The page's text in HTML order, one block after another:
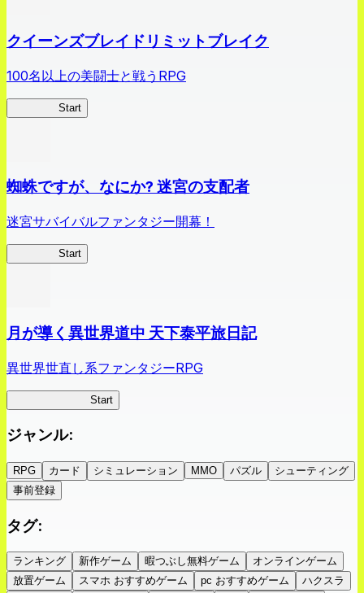
クイーンズブレイドリミットブレイク
100名以上の美闘士と戦うRPG
Start
蜘蛛ですが、なにか? 迷宮の支配者
迷宮サバイバルファンタジー開幕！
Start
月が導く異世界道中 天下泰平旅日記
異世界世直し系ファンタジーRPG
Start
ジャンル:
RPG カード シミュレーション MMO パズル
シューティング
事前登録
タグ:
ランキング 新作ゲーム 暇つぶし無料ゲーム
オンラインゲーム
放置ゲーム
スマホ おすすめゲーム pc おすすめゲーム
ハクスラ